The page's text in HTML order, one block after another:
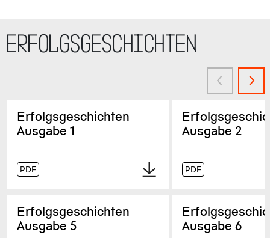
Erfolgsgeschichten
Erfolgsgeschichten
Ausgabe 1
PDF
Ausgabe 2
PDF
Erfolgsgeschichten
Ausgabe 5
Ausgabe 6